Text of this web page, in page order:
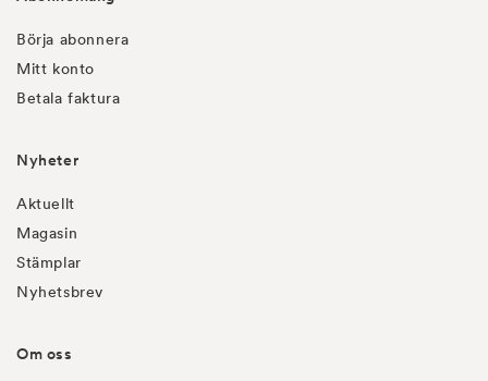
Börja abonnera
Mitt konto
Betala faktura
Nyheter
Aktuellt
Magasin
Stämplar
Nyhetsbrev
Om oss